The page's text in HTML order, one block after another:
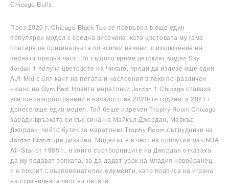
Chicago Bulls.
През 2020 г. Chicago Black Toe се превърна в още един
популярен модел с средна височина, като цветовата му гама
повтаряше оригиналната по всички начини, с изключение на
черната предна част. По същото време детският модел Sky
Jordan 1 получи цветовете на Чикаго, преди да излезе още един
AJ1 Mid с бял кант на петата и наслоения в леко по-различен
нюанс на Gym Red. Новите маратонки Jordan 1 Chicago ставаха
все по-разпространени в началото на 2020-те години, а 2021 г.
донесе още един модел. Той беше наречен Trophy Room Chicago
заради връзката си със сина на Майкъл Джордан, Маркъс
Джордан, чийто бутик за маратонки Trophy Room сътрудничи на
Jordan Brand при дизайна. Моделът е в чест на прочутия мач NBA
All-Star от 1985 г., в който съотборниците на Джордан отказаха
да му подават топката, за да дадат урок на младия новобранец,
и е покрит с възпоменателни елементи, като подписа на играча
на страничната част на петата.